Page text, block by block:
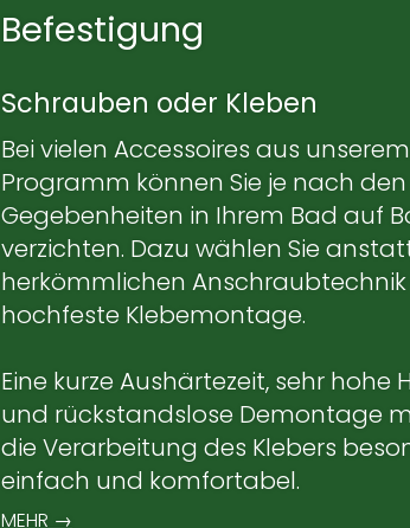
Befestigung
Schrauben oder Kleben
Bei vielen Accessoires aus unserem
Programm können Sie je nach den
Gegebenheiten in Ihrem Bad auf
verzichten. Dazu wählen Sie
herkömmlichen Anschraubtechnik
hochfeste Klebemontage.
Eine kurze Aushärtezeit, sehr hohe
und rückstandslose Demontage
die Verarbeitung des Klebers
einfach und komfortabel.
MEHR →